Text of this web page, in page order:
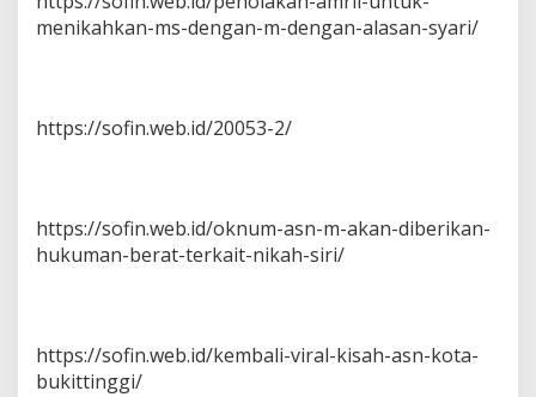
menikahkan-ms-dengan-m-dengan-alasan-syari/
https://sofin.web.id/20053-2/
https://sofin.web.id/oknum-asn-m-akan-diberikan-
hukuman-berat-terkait-nikah-siri/
https://sofin.web.id/kembali-viral-kisah-asn-kota-
bukittinggi/